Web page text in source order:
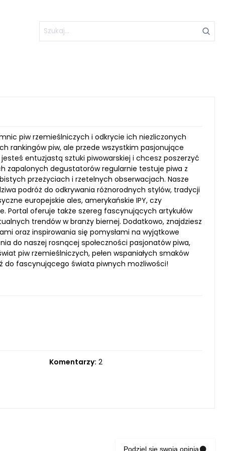
piw rzemieślniczych i odkrycie ich niezliczonych
rankingów piw, ale przede wszystkim pasjonujące
entuzjastą sztuki piwowarskiej i chcesz poszerzyć
zapalonych degustatorów regularnie testuje piwa z
przeżyciach i rzetelnych obserwacjach. Nasze
podróż do odkrywania różnorodnych stylów, tradycji
europejskie ales, amerykańskie IPY, czy
Portal oferuje także szereg fascynujących artykułów
trendów w branży biernej. Dodatkowo, znajdziesz
oraz inspirowania się pomysłami na wyjątkowe
do naszej rosnącej społeczności pasjonatów piwa,
piw rzemieślniczych, pełen wspaniałych smaków
do fascynującego świata piwnych możliwości!
Komentarzy: 2
Podziel się swoją opinią